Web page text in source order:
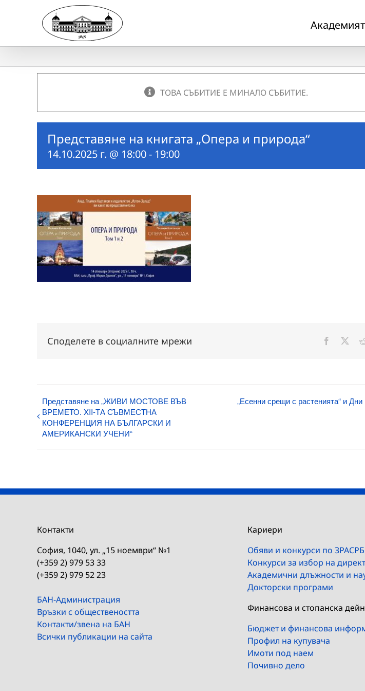
ТОВА СЪБИТИЕ Е МИНАЛО СЪБИТИЕ.
Представяне на книгата „Опера и природа“
14.10.2025 г. @ 18:00- 19:00
Споделете в социалните мрежи Facebook
Представяне на „ЖИВИ МОСТОВЕ ВЪВ
ВРЕМЕТО. XII-ТА СЪВМЕСТНА
КОНФЕРЕНЦИЯ НА БЪЛГАРСКИ И
АМЕРИКАНСКИ УЧЕНИ“
„Есенни срещи с растенията“ и Дни
Контакти
София, 1040, ул. „15 ноември“ №1
(+359 2) 979 53 33
(+359 2) 979 52 23
БАН-Администрация
Връзки с обществеността
Контакти/звена на БАН
Всички публикации на сайта
Кариери
Обяви и конкурси по ЗРАСРБ
Конкурси за избор на
Академични длъжности и
Докторски програми
Финансова и стопанска
Бюджет и финансова
Профил на купувача
Имоти под наем
Почивно дело